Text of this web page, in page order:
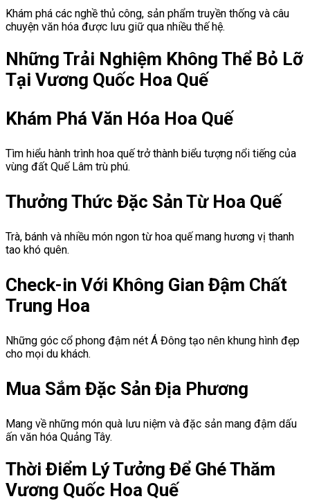
Khám phá các nghề thủ công, sản phẩm truyền thống và câu
chuyện văn hóa được lưu giữ qua nhiều thế hệ.
Những Trải Nghiệm Không Thể Bỏ Lỡ
Tại Vương Quốc Hoa Quế
Khám Phá Văn Hóa Hoa Quế
Tìm hiểu hành trình hoa quế trở thành biểu tượng nổi tiếng của
vùng đất Quế Lâm trù phú.
Thưởng Thức Đặc Sản Từ Hoa Quế
Trà, bánh và nhiều món ngon từ hoa quế mang hương vị thanh
tao khó quên.
Check-in Với Không Gian Đậm Chất
Trung Hoa
Những góc cổ phong đậm nét Á Đông tạo nên khung hình đẹp
cho mọi du khách.
Mua Sắm Đặc Sản Địa Phương
Mang về những món quà lưu niệm và đặc sản mang đậm dấu
ấn văn hóa Quảng Tây.
Thời Điểm Lý Tưởng Để Ghé Thăm
Vương Quốc Hoa Quế